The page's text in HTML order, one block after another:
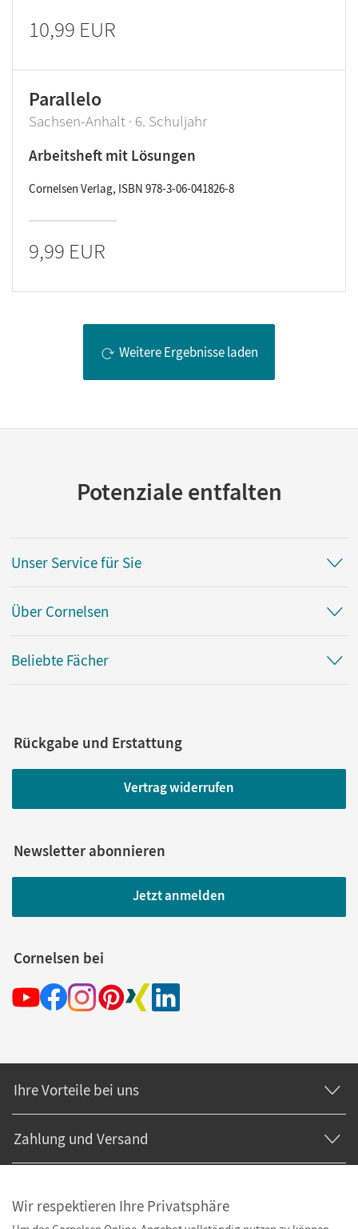
10,99 EUR
Parallelo
Sachsen-Anhalt · 6. Schuljahr
Arbeitsheft mit Lösungen
Cornelsen Verlag, ISBN 978-3-06-041826-8
9,99 EUR
Weitere Ergebnisse laden
Potenziale entfalten
Unser Service für Sie
Über Cornelsen
Beliebte Fächer
Rückgabe und Erstattung
Vertrag widerrufen
Newsletter abonnieren
Jetzt anmelden
Cornelsen bei
Ihre Vorteile bei uns
Zahlung und Versand
Wir respektieren Ihre Privatsphäre